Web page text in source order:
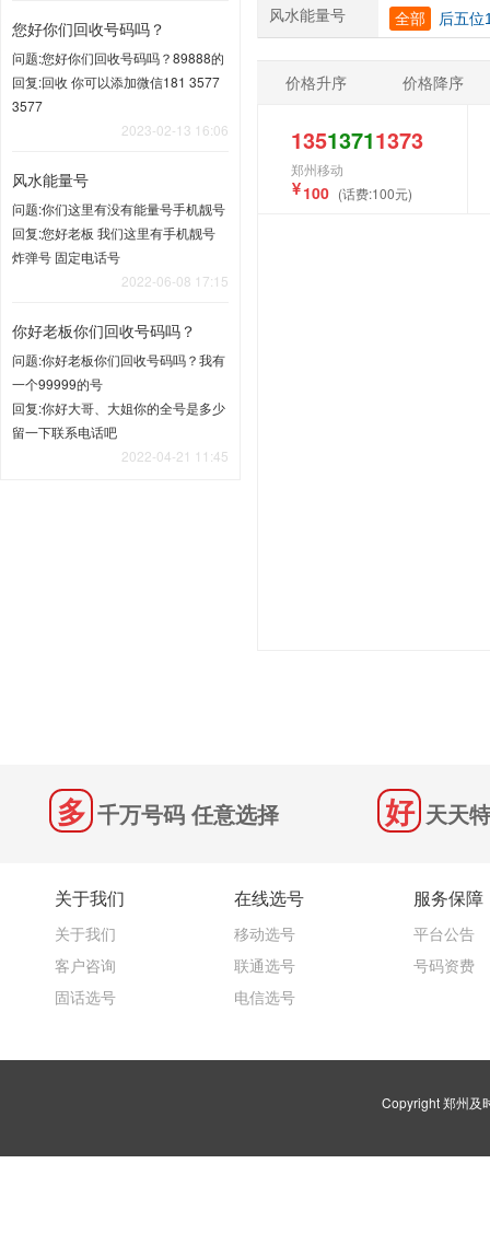
您好你们回收号码吗？
问题:您好你们回收号码吗？89888的
回复:回收 你可以添加微信181 3577
3577
2023-02-13 16:06
风水能量号
问题:你们这里有没有能量号手机靓号
回复:您好老板 我们这里有手机靓号
炸弹号 固定电话号
2022-06-08 17:15
你好老板你们回收号码吗？
问题:你好老板你们回收号码吗？我有
一个99999的号
回复:你好大哥、大姐你的全号是多少
留一下联系电话吧
2022-04-21 11:45
风水能量号 全部 后五位
价格升序 价格降序
13513711373
郑州移动
100 (话费:100元)
千万号码 任意选择 天天
关于我们
关于我们
客户咨询
固话选号
在线选号
移动选号
联通选号
电信选号
服务保障
平台公告
号码资费
Copyright 郑州及